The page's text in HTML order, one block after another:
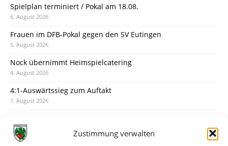
Zustimmung verwalten
Spielplan terminiert / Pokal am 18.08.
6. August 2026
Frauen im DFB-Pokal gegen den SV Eutingen
5. August 2026
Nock übernimmt Heimspielcatering
4. August 2026
4:1-Auswärtssieg zum Auftakt
1. August 2026
31. Juli 2026